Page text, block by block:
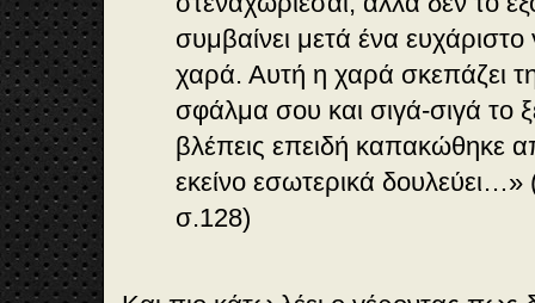
συμβαίνει μετά ένα ευχάριστο
χαρά. Αυτή η χαρά σκεπάζει
σφάλμα σου και σιγά-σιγά το
βλέπεις επειδή καπακώθηκε
εκείνο εσωτερικά
σ.128)